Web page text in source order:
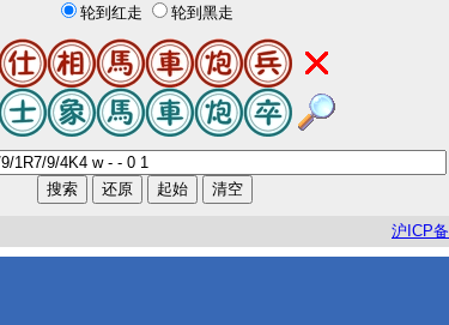
轮到红走 轮到黑走
沪 ICP备